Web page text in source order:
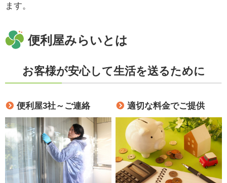
ます。
便利屋みらいとは
お客様が安心して生活を送るために
便利屋3社～ご連絡 適切な料金でご提供